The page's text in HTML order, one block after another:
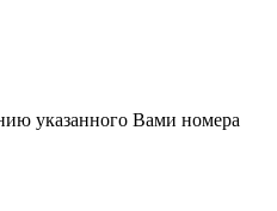
указанного Вами номера